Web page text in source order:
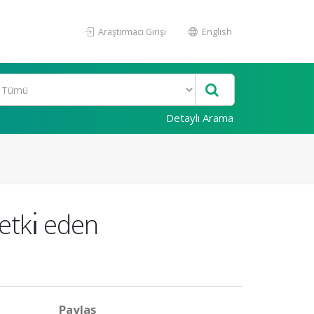
Araştırmacı Girişi English
Detaylı Arama
eden
Paylaş